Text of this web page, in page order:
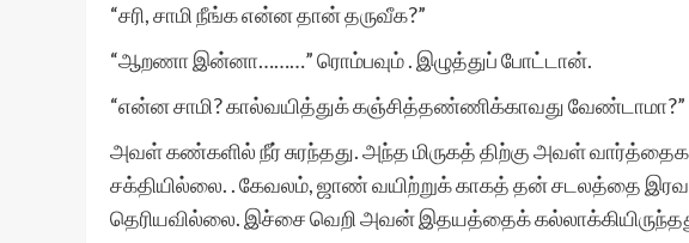
“சரி, சாமி நீங்க என்ன தான் தருவீக?”
“ஆறணா இன்னா………” ரொம்பவும் . இழுத்துப் போட்டான்.
“என்ன சாமி? கால்வயித்துக் கஞ்சித்தண்ணிக்காவது வேண்டாமா?”
அவள் கண்களில் நீர் சுரந்தது. அந்த மிருகத் திற்கு அவள்
சக்தியில்லை. . கேவலம், ஜாண் வயிற்றுக் காகத் தன் சடலத்தை
தெரியவில்லை. இச்சை வெறி அவன் இதயத்தைக்